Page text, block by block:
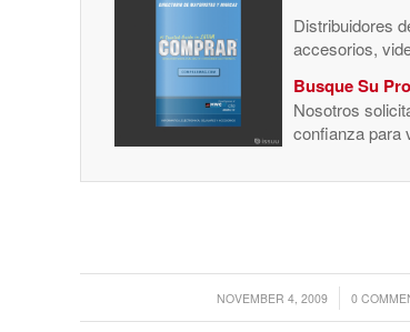
Distribuidores
accesorios,
Busque Su
Nosotros
confianza para
NOVEMBER 4, 2009
/ 0 /